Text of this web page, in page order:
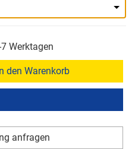
Werktagen
den Warenkorb
anfragen